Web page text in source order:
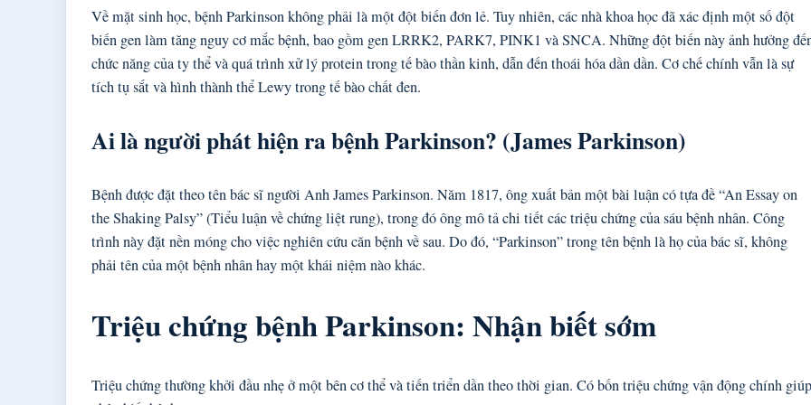
Về mặt sinh học, bệnh Parkinson không phải là một đột biến đơn lẻ. Tuy nhiên, các nhà khoa học đã xác định một số đột
biến gen làm tăng nguy cơ mắc bệnh, bao gồm gen LRRK2, PARK7, PINK1 và SNCA. Những đột biến này ảnh hưởng
chức năng của ty thể và quá trình xử lý protein trong tế bào thần kinh, dẫn đến thoái hóa dần dần. Cơ chế chính vẫn là sự
tích tụ sắt và hình thành thể Lewy trong tế bào chất đen.
Ai là người phát hiện ra bệnh Parkinson? (James Parkinson)
Bệnh được đặt theo tên bác sĩ người Anh James Parkinson. Năm 1817, ông xuất bản một bài luận có tựa đề “An Essay on
the Shaking Palsy” (Tiểu luận về chứng liệt rung), trong đó ông mô tả chi tiết các triệu chứng của sáu bệnh nhân. Công
trình này đặt nền móng cho việc nghiên cứu căn bệnh về sau. Do đó, “Parkinson” trong tên bệnh là họ của bác sĩ, không
phải tên của một bệnh nhân hay một khái niệm nào khác.
Triệu chứng bệnh Parkinson: Nhận biết sớm
Triệu chứng thường khởi đầu nhẹ ở một bên cơ thể và tiến triển dần theo thời gian. Có bốn triệu chứng vận động chính giúp